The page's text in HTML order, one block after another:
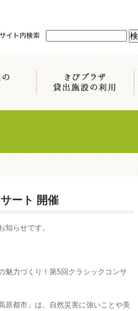
ート 開催
知らせです。
魅力づくり！第5回クラシックコンサ
都市」は、自然災害に強いことや美